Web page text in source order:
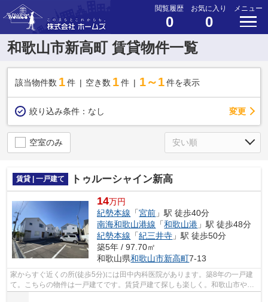
閲覧履歴
0
お気に入り
0
メニュー
和歌山市新高町 賃貸物件一覧
該当物件数 1件 空き数 1 件 1～1 件を表示
絞り込み条件： なし 変更
空室のみ
賃貸 | 一戸建て トゥルーシャイン新高
14万円
紀勢本線 「宮前 」駅 徒歩40分
南海和歌山港線 「和歌山港 」駅 徒歩48分
紀勢本線 「紀三井寺 」駅 徒歩50分
築5年 / 97.70㎡
和歌山県和歌山市新高町7-13
家からすぐ近くの所(徒歩5分)には田中内科医院があります。築8年の一戸建
て。こちらの物件は一戸建てです。賃貸戸建て探しも楽しく。和歌山市や紀